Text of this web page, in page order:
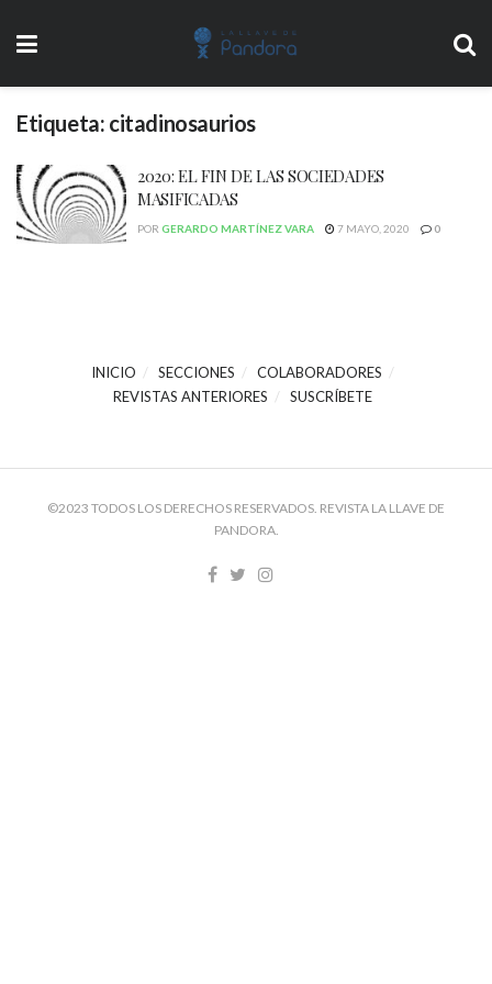
Etiqueta: citadinosaurios
2020: EL FIN DE LAS SOCIEDADES
MASIFICADAS
POR GERARDO MARTÍNEZ VARA 7 MAYO, 2020 0
INICIO SECCIONES
COLABORADORES
REVISTAS ANTERIORES
SUSCRÍBETE
©2023 TODOS LOS DERECHOS RESERVADOS. REVISTA LA LLAVE DE
PANDORA.